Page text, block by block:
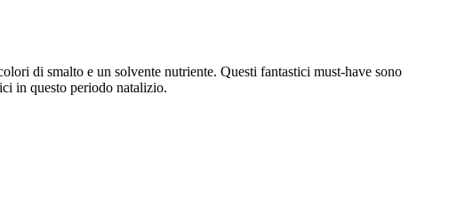
di smalto e un solvente nutriente. Questi fantastici must-have sono
in questo periodo natalizio.